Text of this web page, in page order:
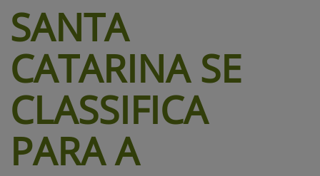
SANTA
CATARINA SE
CLASSIFICA
PARA A